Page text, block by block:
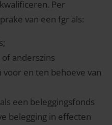
Per
van een fgr als:
anderszins
en ten behoeve van
een beleggingsfonds
belegging in effecten